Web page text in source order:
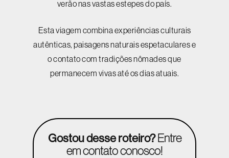
verão nas vastas estepes do país.
Esta viagem combina experiências culturais
autênticas, paisagens naturais espetaculares e
o contato com tradições nômades que
permanecem vivas até os dias atuais.
Gostou desse roteiro?Entre
em contato conosco!